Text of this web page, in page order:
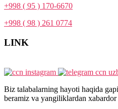
+998 ( 95 ) 170-6670
+998 ( 98 ) 261 0774
LINK
Biz talabalarning hayoti haqida
beramiz va yangiliklardan